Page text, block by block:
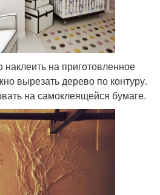
на приготовленное
вырезать дерево по контуру.
на самоклеящейся бумаге.